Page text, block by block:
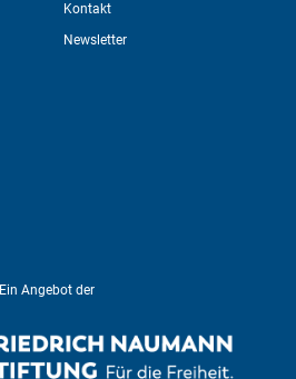
Kontakt
Newsletter
Ein Angebot der